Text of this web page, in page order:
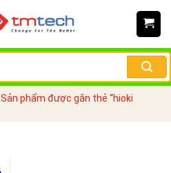
Sản phẩm được gắn thẻ “hioki